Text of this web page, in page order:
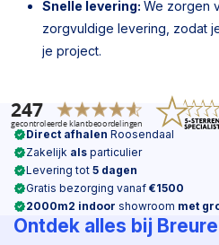
Snelle levering: We zorgen
zorgvuldige levering, zodat
je project.
Direct afhalen Roosendaal
Zakelijk als particulier
Levering tot 5 dagen
Gratis bezorging vanaf €1500
2000m2 indoor showroom met
Ontdek alles bij Breure